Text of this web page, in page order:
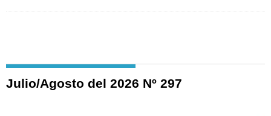
Julio/Agosto del 2026 Nº 297